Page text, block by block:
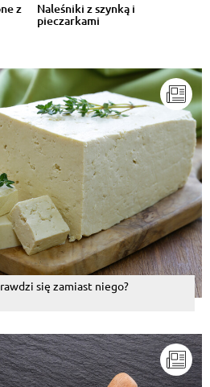
z Naleśniki z szynką i
pieczarkami
się zamiast niego?